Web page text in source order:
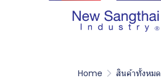
Home สินค้าทั้งหมด